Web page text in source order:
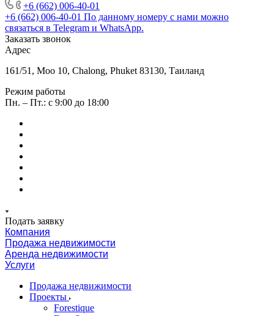
+6 (662) 006-40-01
+6 (662) 006-40-01 По данному номеру с нами можно
связаться в Telegram и WhatsApp.
Заказать звонок
Адрес
161/51, Moo 10, Chalong, Phuket 83130, Таиланд
Режим работы
Пн. – Пт.: с 9:00 до 18:00
Подать заявку
Компания
Продажа недвижимости
Аренда недвижимости
Услуги
Продажа недвижимости
Проекты
Forestique